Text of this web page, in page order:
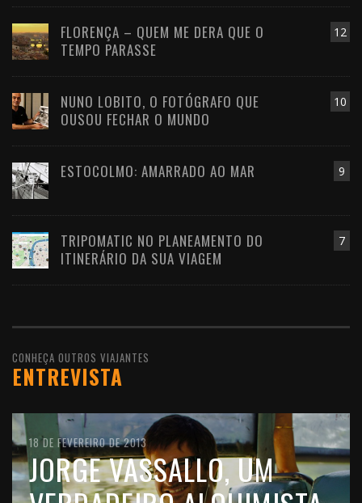
12
FLORENÇA – QUEM ME DERA QUE O
TEMPO PARASSE
10
NUNO LOBITO, O FOTÓGRAFO QUE
OUSOU FECHAR O MUNDO
9
ESTOCOLMO: AMARRADO AO MAR
7
TRIPOMATIC NO PLANEAMENTO DO
ITINERÁRIO DA SUA VIAGEM
CONHEÇA OUTROS VIAJANTES
ENTREVISTA
10 DE FEVEREIRO DE 2016
JOÃO LEITÃO, UM
18 DE FEVEREIRO DE 2013
JORGE VASSALLO, UM
11 DE OUTUBRO DE 2012
FILIPE MORATO GOMES,